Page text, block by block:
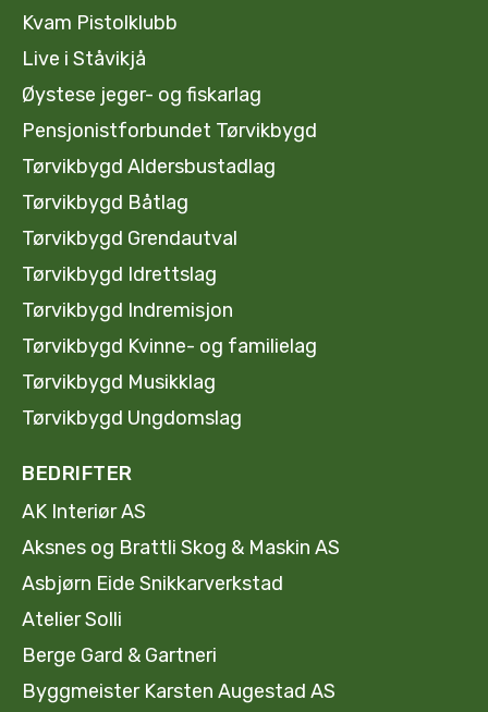
Kvam Pistolklubb
Live i Ståvikjå
Øystese jeger- og fiskarlag
Pensjonistforbundet Tørvikbygd
Tørvikbygd Aldersbustadlag
Tørvikbygd Båtlag
Tørvikbygd Grendautval
Tørvikbygd Idrettslag
Tørvikbygd Indremisjon
Tørvikbygd Kvinne- og familielag
Tørvikbygd Musikklag
Tørvikbygd Ungdomslag
BEDRIFTER
AK Interiør AS
Aksnes og Brattli Skog & Maskin AS
Asbjørn Eide Snikkarverkstad
Atelier Solli
Berge Gard & Gartneri
Byggmeister Karsten Augestad AS